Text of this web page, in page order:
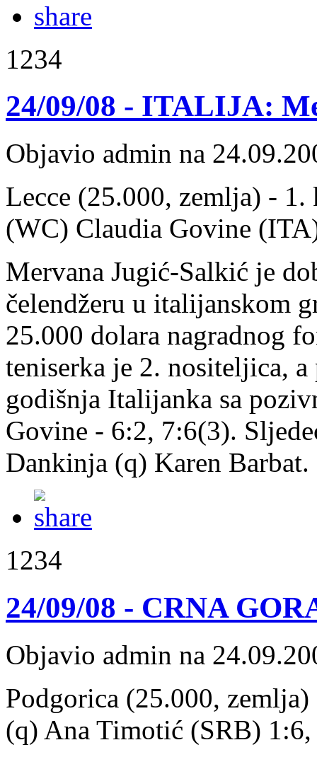
1234
24/09/08 - ITALIJA:
Objavio admin na
Lecce (25.000, zemlja) -
(WC) Claudia Govine
Mervana Jugić-Salkić je
čelendžeru u italijanskom
25.000 dolara nagradnog
teniserka je 2. nositeljica,
godišnja Italijanka sa
Govine - 6:2, 7:6(3).
Dankinja (q) Karen
1234
24/09/08 - CRNA
Objavio admin na
Podgorica (25.000,
(q) Ana Timotić (SRB)